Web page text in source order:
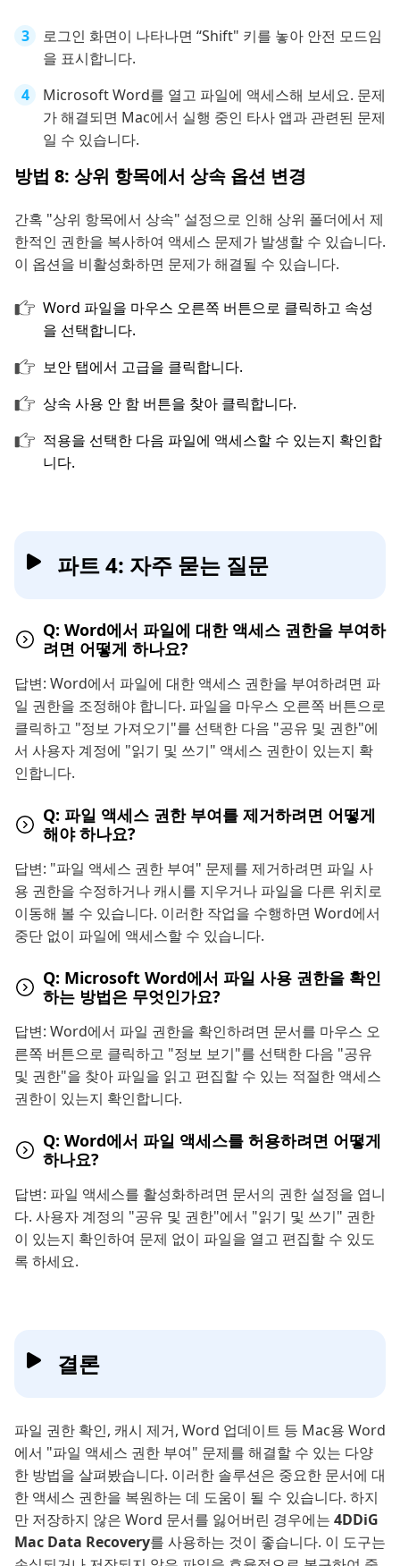
로그인 화면이 나타나면 “Shift" 키를 놓아 안전 모드임
을 표시합니다.
Microsoft Word를 열고 파일에 액세스해 보세요. 문제
가 해결되면 Mac에서 실행 중인 타사 앱과 관련된 문제
일 수 있습니다.
방법 8: 상위 항목에서 상속 옵션 변경
간혹 "상위 항목에서 상속" 설정으로 인해 상위 폴더에서 제
한적인 권한을 복사하여 액세스 문제가 발생할 수 있습니다.
이 옵션을 비활성화하면 문제가 해결될 수 있습니다.
Word 파일을 마우스 오른쪽 버튼으로 클릭하고 속성
을 선택합니다.
보안 탭에서 고급을 클릭합니다.
상속 사용 안 함 버튼을 찾아 클릭합니다.
적용을 선택한 다음 파일에 액세스할 수 있는지 확인합
니다.
파트 4: 자주 묻는 질문
Q: Word에서 파일에 대한 액세스 권한을 부여하
려면 어떻게 하나요?
답변: Word에서 파일에 대한 액세스 권한을 부여하려면 파
일 권한을 조정해야 합니다. 파일을 마우스 오른쪽 버튼으로
클릭하고 "정보 가져오기"를 선택한 다음 "공유 및 권한"에
서 사용자 계정에 "읽기 및 쓰기" 액세스 권한이 있는지 확
인합니다.
Q: 파일 액세스 권한 부여를 제거하려면 어떻게
해야 하나요?
답변: "파일 액세스 권한 부여" 문제를 제거하려면 파일 사
용 권한을 수정하거나 캐시를 지우거나 파일을 다른 위치로
이동해 볼 수 있습니다. 이러한 작업을 수행하면 Word에서
중단 없이 파일에 액세스할 수 있습니다.
Q: Microsoft Word에서 파일 사용 권한을 확인
하는 방법은 무엇인가요?
답변: Word에서 파일 권한을 확인하려면 문서를 마우스 오
른쪽 버튼으로 클릭하고 "정보 보기"를 선택한 다음 "공유
및 권한"을 찾아 파일을 읽고 편집할 수 있는 적절한 액세스
권한이 있는지 확인합니다.
Q: Word에서 파일 액세스를 허용하려면 어떻게
하나요?
답변: 파일 액세스를 활성화하려면 문서의 권한 설정을 엽니
다. 사용자 계정의 "공유 및 권한"에서 "읽기 및 쓰기" 권한
이 있는지 확인하여 문제 없이 파일을 열고 편집할 수 있도
록 하세요.
결론
파일 권한 확인, 캐시 제거, Word 업데이트 등 Mac용 Word
에서 "파일 액세스 권한 부여" 문제를 해결할 수 있는 다양
한 방법을 살펴봤습니다. 이러한 솔루션은 중요한 문서에 대
한 액세스 권한을 복원하는 데 도움이 될 수 있습니다. 하지
만 저장하지 않은 Word 문서를 잃어버린 경우에는 4DDiG
Mac Data Recovery를 사용하는 것이 좋습니다. 이 도구는